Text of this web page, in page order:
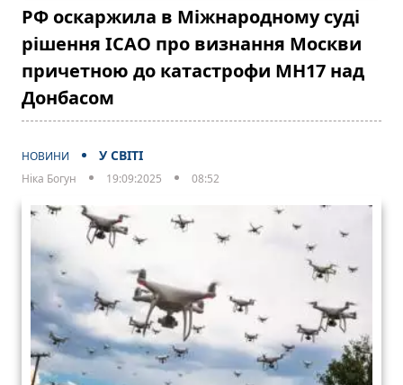
РФ оскаржила в Міжнародному суді
рішення ICAO про визнання Москви
причетною до катастрофи MH17 над
Донбасом
НОВИНИ У СВІТІ
Ніка Богун 19:09:2025 08:52